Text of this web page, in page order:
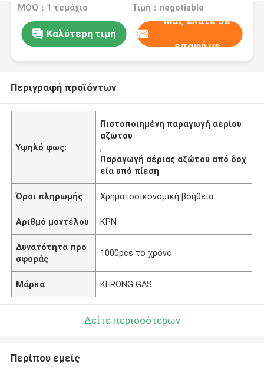
MOQ：1 τεμάχιο Τιμή：negotiable
Καλύτερη τιμή
Μας ελάτε σε
επαφή με
Περιγραφή προϊόντων
Υψηλό φως:
Πιστοποιημένη παραγωγή αερίου
αζώτου
,
Παραγωγή αέριας αζώτου από δοχ
εία υπό πίεση
Όροι πληρωμής Χρηματοοικονομική βοήθεια
Αριθμό μοντέλου ΚΡΝ
Δυνατότητα προ
σφοράς
1000pcs το χρόνο
Μάρκα KERONG GAS
Δείτε περισσότερων
Περίπου εμείς